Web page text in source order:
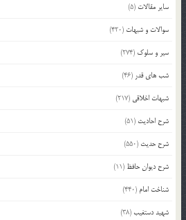
سایر مقالات (5)
سوالات و شبهات (420)
سیر و سلوک (274)
شب های قدر (46)
شبهات اخلاقی (217)
شرح احادیث (51)
شرح حدیث (550)
شرح دیوان حافظ (11)
شناخت امام (440)
شهید دستغیب(38)